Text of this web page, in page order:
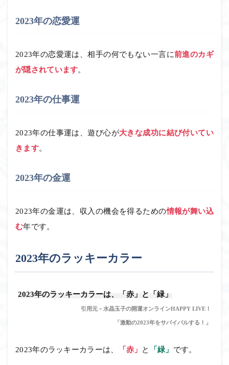
2023年の恋愛運
2023年の恋愛運は、相手の何でもない一言に前進のカギ
が隠されています。
2023年の仕事運
2023年の仕事運は、遊び心が大きな成功に結び付いてい
きます。
2023年の金運
2023年の金運は、収入の機会を得るための情報が舞い込
む年です。
2023年のラッキーカラー
2023年のラッキーカラーは、「赤」と「緑」
引用元－水晶玉子の開運オンラインHAPPY LIVE！
「激動の2023年をサバイバルする！」
2023年のラッキーカラーは、 「赤」 と 「緑」 です。